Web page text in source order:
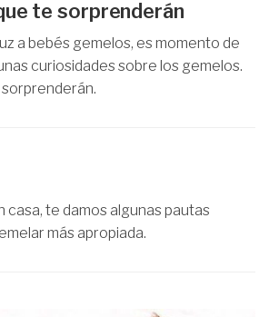
te sorprenderán
a bebés gemelos, es momento de
curiosidades sobre los gemelos.
casa, te damos algunas pautas
más apropiada.